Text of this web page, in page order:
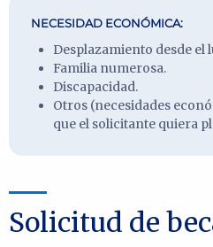
NECESIDAD ECONÓMICA:
Desplazamiento desde el
Familia numerosa.
Discapacidad.
Otros (necesidades
que el solicitante quiera
Solicitud de